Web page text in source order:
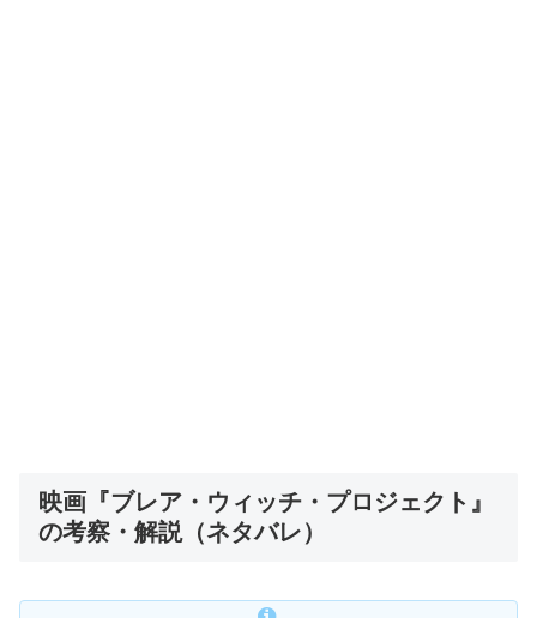
映画『ブレア・ウィッチ・プロジェクト』
の考察・解説（ネタバレ）